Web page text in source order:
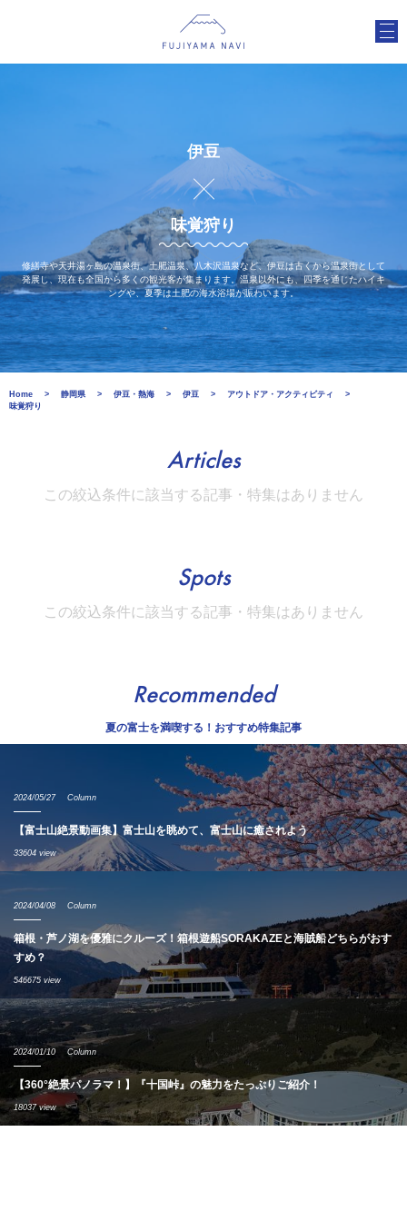
伊豆
味覚狩り
修繕寺や天井湯ヶ島の温泉街、土肥温泉、八木沢温泉など、伊豆は古くから温泉街として
発展し、現在も全国から多くの観光客が集まります。温泉以外にも、四季を通じたハイキ
ングや、夏季は土肥の海水浴場が賑わいます。
Home 静岡県 伊豆・熱海 伊豆
アウトドア・アクティビティ
味覚狩り
Articles
この絞込条件に該当する記事・特集はありません
Spots
この絞込条件に該当する記事・特集はありません
Recommended
夏の富士を満喫する！おすすめ特集記事
2024/05/27 Column
【富士山絶景動画集】富士山を眺めて、富士山に癒されよう
33604 view
2024/04/08 Column
箱根・芦ノ湖を優雅にクルーズ！箱根遊船SORAKAZEと海賊船どちらがおす
すめ？
546675 view
2024/01/10 Column
【360°絶景パノラマ！】『十国峠』の魅力をたっぷりご紹介！
18037 view